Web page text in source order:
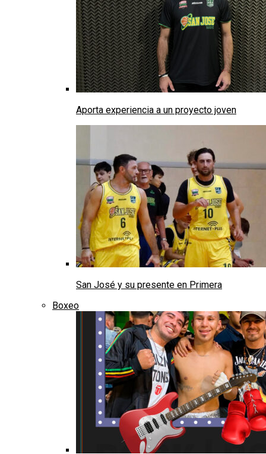
Aporta experiencia a un proyecto joven
San José y su presente en Primera
Boxeo